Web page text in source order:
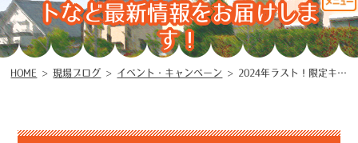
トなど最新情報をお届けしま
す！
HOME >現場ブログ > イベント・キャンペーン > 2024年ラスト！限定キャンペーンのお知らせ